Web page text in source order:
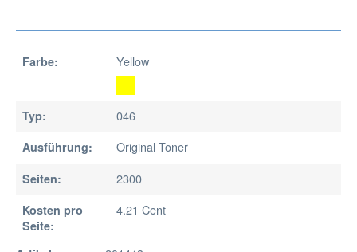
Farbe: Yellow
Typ: 046
Ausführung: Original Toner
Seiten: 2300
Kosten pro
Seite:
4.21 Cent